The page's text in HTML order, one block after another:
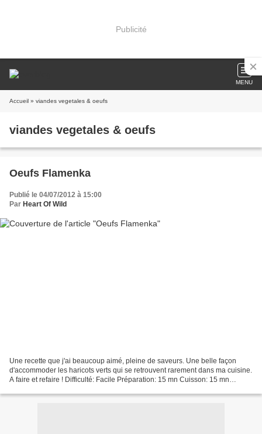
Publicité
MENU
Accueil » viandes vegetales & oeufs
viandes vegetales & oeufs
Oeufs Flamenka
Publié le 04/07/2012 à 15:00
Par Heart Of Wild
Une recette que j'ai beaucoup aimé, pleine de saveurs. Une belle façon
d'accommoder les haricots verts qui se retrouvent rarement dans ma cuisine.
A faire et refaire ! Difficulté: Facile Préparation: 15 mn Cuisson: 15 mn